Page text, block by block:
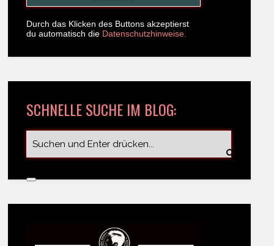
Durch das Klicken des Buttons akzeptierst
du automatisch die Datenschutzhinweise.
SCHNELLE SUCHE IM BLOG: